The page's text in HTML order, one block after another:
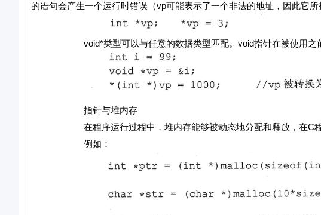
的语句会产生一个运行时错误（vp可能表示了一个非法的地址，因此它所
void*类型可以与任意的数据类型匹配。void指针在被使用之前
指针与堆内存
在程序运行过程中，堆内存能够被动态地分配和释放，在C程序
例如：